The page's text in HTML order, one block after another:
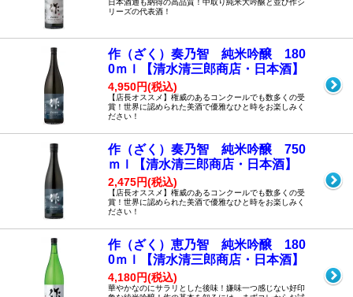
日本酒通も納得の高品質！中取り純米大吟醸と並び作シ
リーズの代表酒！
作（ざく）奏乃智 純米吟醸 180
0ｍｌ【清水清三郎商店・日本酒】
4,950円(税込)
【店長オススメ】権威のあるコンクールでも数多くの受
賞！世界に認められた美酒で優雅なひと時をお楽しみく
ださい！
作（ざく）奏乃智 純米吟醸 750
ｍｌ【清水清三郎商店・日本酒】
2,475円(税込)
【店長オススメ】権威のあるコンクールでも数多くの受
賞！世界に認められた美酒で優雅なひと時をお楽しみく
ださい！
作（ざく）恵乃智 純米吟醸 180
0ｍｌ【清水清三郎商店・日本酒】
4,180円(税込)
華やかなのにサラリとした後味！嫌味一つ感じない好印